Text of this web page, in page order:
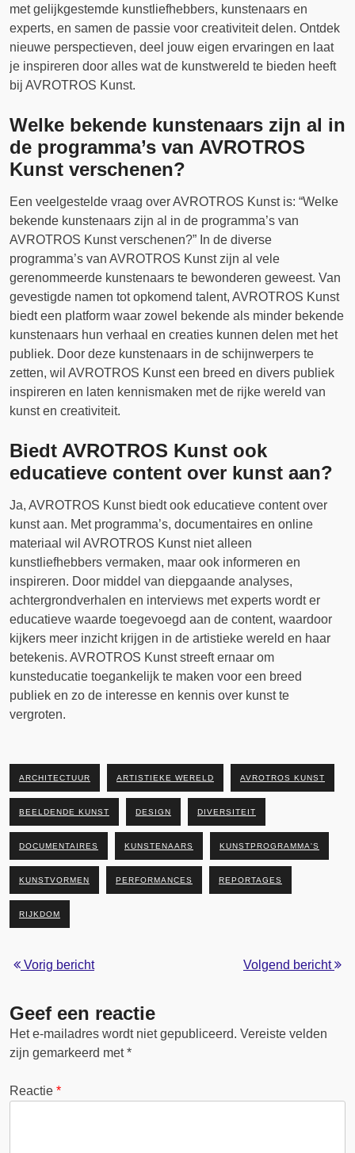
met gelijkgestemde kunstliefhebbers, kunstenaars en
experts, en samen de passie voor creativiteit delen. Ontdek
nieuwe perspectieven, deel jouw eigen ervaringen en laat
je inspireren door alles wat de kunstwereld te bieden heeft
bij AVROTROS Kunst.
Welke bekende kunstenaars zijn al in
de programma’s van AVROTROS
Kunst verschenen?
Een veelgestelde vraag over AVROTROS Kunst is: “Welke
bekende kunstenaars zijn al in de programma’s van
AVROTROS Kunst verschenen?” In de diverse
programma’s van AVROTROS Kunst zijn al vele
gerenommeerde kunstenaars te bewonderen geweest. Van
gevestigde namen tot opkomend talent, AVROTROS Kunst
biedt een platform waar zowel bekende als minder bekende
kunstenaars hun verhaal en creaties kunnen delen met het
publiek. Door deze kunstenaars in de schijnwerpers te
zetten, wil AVROTROS Kunst een breed en divers publiek
inspireren en laten kennismaken met de rijke wereld van
kunst en creativiteit.
Biedt AVROTROS Kunst ook
educatieve content over kunst aan?
Ja, AVROTROS Kunst biedt ook educatieve content over
kunst aan. Met programma’s, documentaires en online
materiaal wil AVROTROS Kunst niet alleen
kunstliefhebbers vermaken, maar ook informeren en
inspireren. Door middel van diepgaande analyses,
achtergrondverhalen en interviews met experts wordt er
educatieve waarde toegevoegd aan de content, waardoor
kijkers meer inzicht krijgen in de artistieke wereld en haar
betekenis. AVROTROS Kunst streeft ernaar om
kunsteducatie toegankelijk te maken voor een breed
publiek en zo de interesse en kennis over kunst te
vergroten.
ARCHITECTUUR ARTISTIEKE WERELD AVROTROS KUNST
BEELDENDE KUNST DESIGN DIVERSITEIT
DOCUMENTAIRES KUNSTENAARS KUNSTPROGRAMMA'S
KUNSTVORMEN PERFORMANCES REPORTAGES
RIJKDOM
Vorig bericht Volgend bericht
Geef een reactie
Het e-mailadres wordt niet gepubliceerd. Vereiste velden
zijn gemarkeerd met*
Reactie *